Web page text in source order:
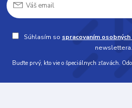
Súhlasím so spracovaním
newslettera.
Buďte prvý, kto vie o špeciálnych zľavách.